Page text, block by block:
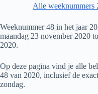
Alle weeknummers
Weeknummer 48 in het jaar
maandag 23 november 2020
2020.
Op deze pagina vind je alle
48 van 2020, inclusief de
zondag.